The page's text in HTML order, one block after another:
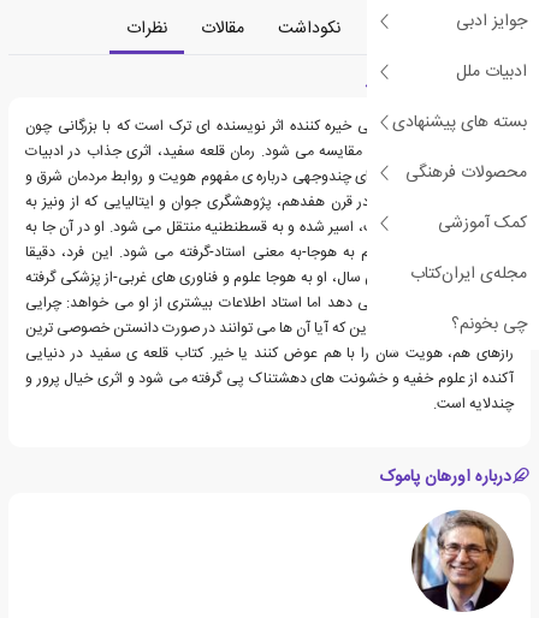
جوایز ادبی
ادبیات ملل
بسته های پیشنهادی
محصولات فرهنگی
کمک آموزشی
مجله‌ی ایران‌کتاب
چی بخونم؟
معرفی دسته‌بندی نکوداشت مقالات
نظرات
معرفی کتاب قلعه سفید
کتاب قلعه ی سفید، رمانی خیره کننده اثر نویسنده ای ترک است که با بزرگانی چون
بورخس، ناباکوف و دلیلو مقایسه می شود. رمان قلعه سفید، اثری جذاب در ادبیات
داستانی تاریخی و رساله ای چندوجهی درباره ی مفهوم هویت و روابط مردمان شرق و
غرب به حساب می آید. در قرن هفدهم، پژوهشگری جوان و ایتالیایی که از ونیز به
مقصد ناپل در حرکت است، اسیر شده و به قسطنطنیه منتقل می شود. او در آن جا به
خدمت دانشمندی موسوم به هوجا-به معنی استاد-گرفته می شود. این فرد، دقیقا
همزاد اوست. طی چندین سال، او به هوجا علوم و فناوری های غربی-از پزشکی گرفته
تا آتش بازی-را آموزش می دهد اما استاد اطلاعات بیشتری از او می خواهد: چرایی
همزاد بودن این دو نفر و این که آیا آن ها می توانند در صورت دانستن خصوصی ترین
رازهای هم، هویت شان را با هم عوض کنند یا خیر. کتاب قلعه ی سفید در دنیایی
آکنده از علوم خفیه و خشونت های دهشتناک پی گرفته می شود و اثری خیال پرور و
چندلایه است.
درباره اورهان پاموک